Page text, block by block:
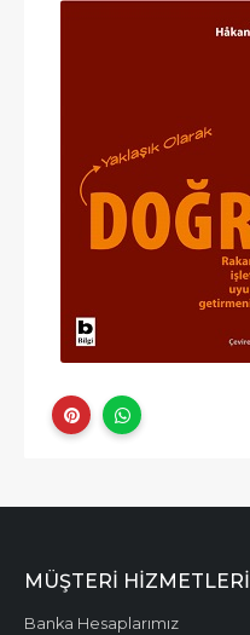
MÜŞTERI HIZMETLERI
Banka Hesaplarımız